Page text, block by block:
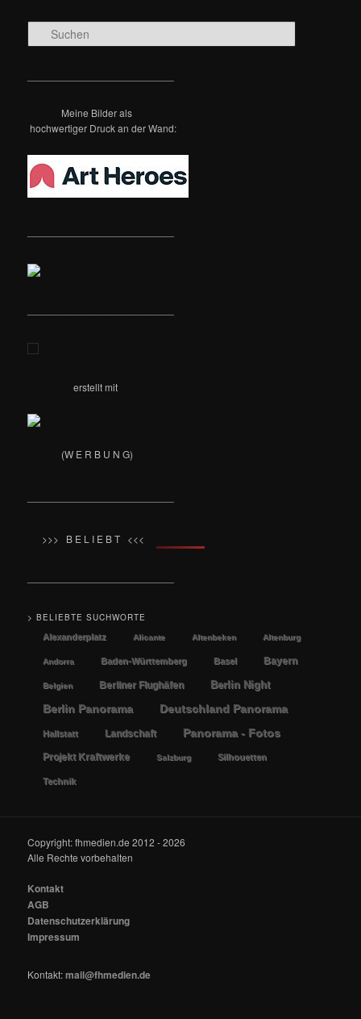
u
Meine Bilder als
hochwertiger Druck an der Wand:
erstellt mit
(W E R B U N G)
>>> B E L I E B T <<<
> BELIEBTE SUCHWORTE
Alexanderplatz Alicante Altenbeken Altenburg
Andorra Baden-Württemberg Basel Bayern
Belgien Berliner Flughäfen
Berlin Night
Berlin Panorama
Deutschland Panorama
Hallstatt Landschaft Panorama - Fotos
Projekt Kraftwerke Salzburg Silhouetten
Technik
Copyright: fhmedien.de 2012 - 2026
Alle Rechte vorbehalten
Kontakt
AGB
Datenschutzerklärung
Impressum
Kontakt:mail@fhmedien.de